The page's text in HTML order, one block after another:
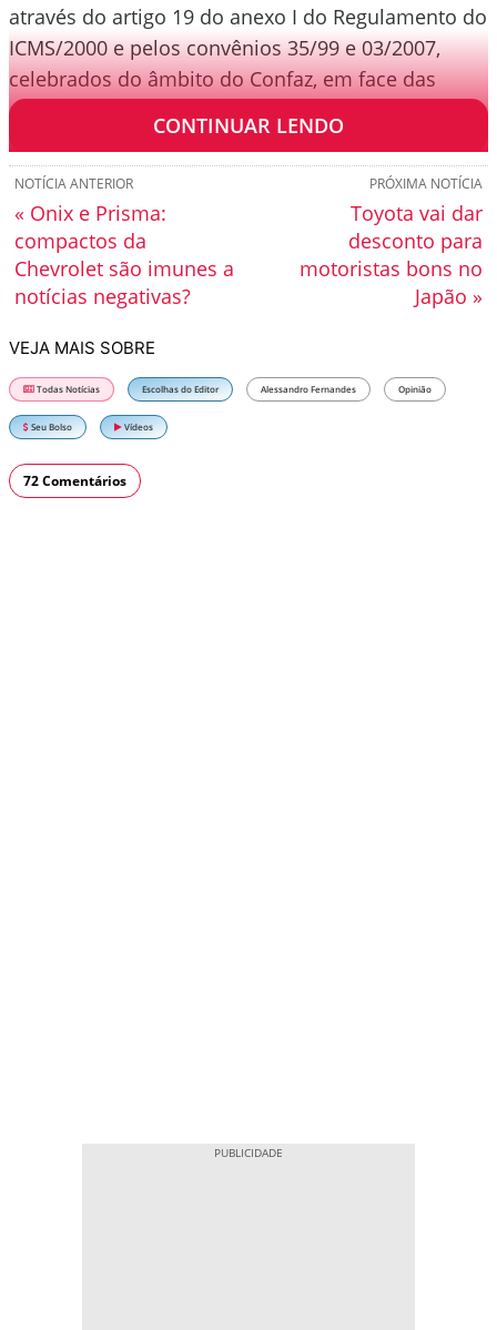
através do artigo 19 do anexo I do Regulamento do
ICMS/2000 e pelos convênios 35/99 e 03/2007,
celebrados do âmbito do Confaz, em face das
disposições da Lei Complementar nº 24/75.
CONTINUAR LENDO
PRÓXIMA NOTÍCIA
Toyota vai dar
desconto para
motoristas bons no
Japão »
NOTÍCIA ANTERIOR
« Onix e Prisma:
compactos da
Chevrolet são imunes a
notícias negativas?
VEJA MAIS SOBRE
Todas Notícias Escolhas do Editor Alessandro Fernandes Opinião
Seu Bolso Vídeos
72 Comentários